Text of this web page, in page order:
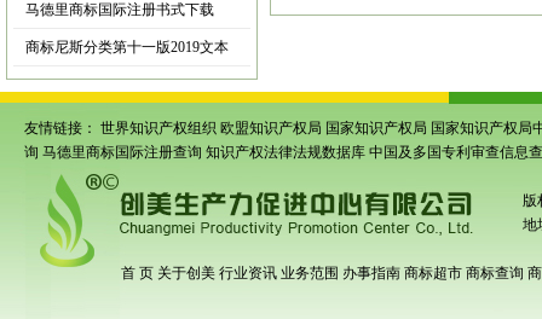
马德里商标国际注册书式下载
商标尼斯分类第十一版2019文本
友情链接： 世界知识产权组织 欧盟知识产权局 国家知识产权局 国家知识产权局
询 马德里商标国际注册查询 知识产权法律法规数据库 中国及多国专利审查信息
版
地
首 页 关于创美 行业资讯 业务范围 办事指南 商标超市 商标查询